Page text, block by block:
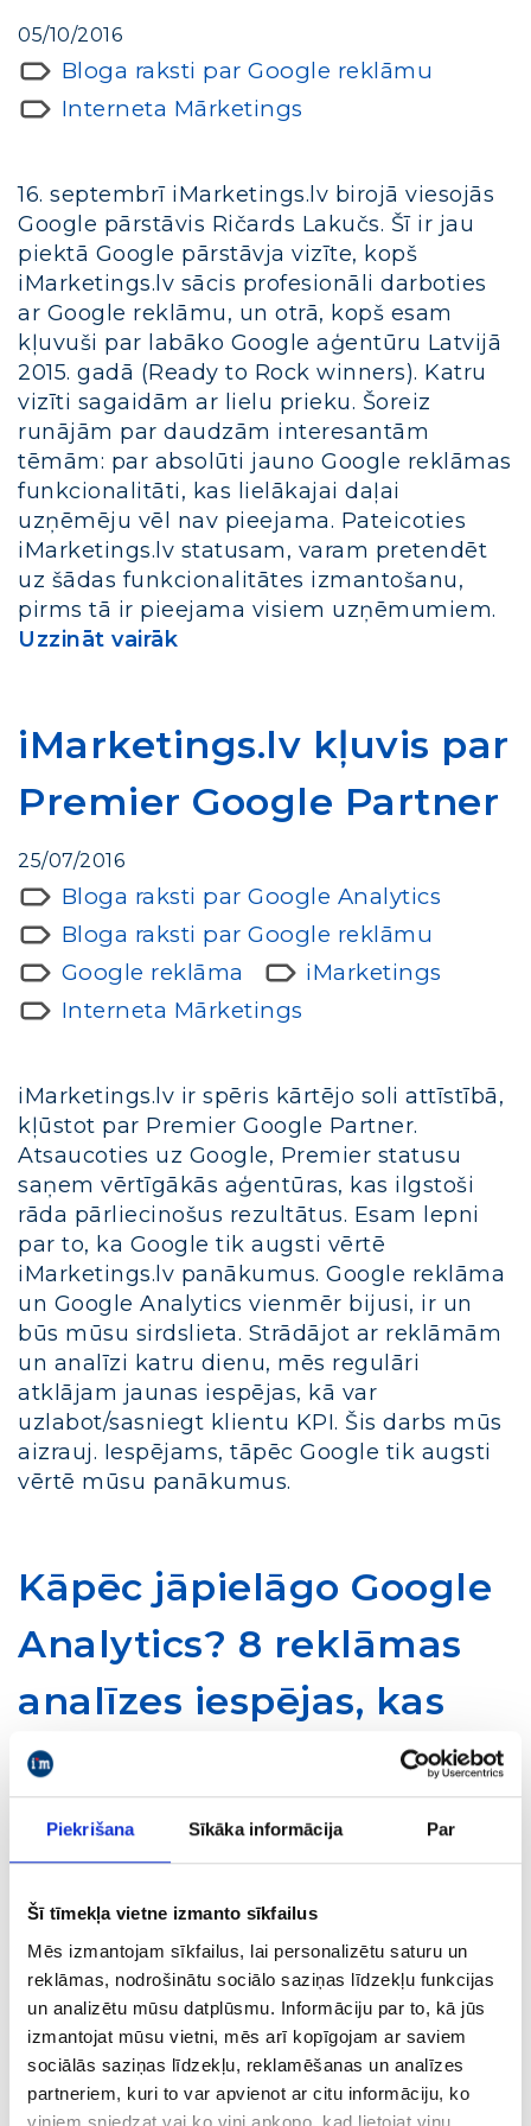
Piekrišana Sīkāka informācija Par
Šī tīmekļa vietne izmanto sīkfailus
Mēs izmantojam sīkfailus, lai personalizētu saturu un
reklāmas, nodrošinātu sociālo saziņas līdzekļu funkcijas
un analizētu mūsu datplūsmu. Informāciju par to, kā jūs
izmantojat mūsu vietni, mēs arī kopīgojam ar saviem
sociālās saziņas līdzekļu, reklamēšanas un analīzes
partneriem, kuri to var apvienot ar citu informāciju, ko
viņiem sniedzat vai ko viņi apkopo, kad lietojat viņu
05/10/2016
Bloga raksti par Google reklāmu
Interneta Mārketings
16. septembrī iMarketings.lv birojā viesojās
Google pārstāvis Ričards Lakučs. Šī ir jau
piektā Google pārstāvja vizīte, kopš
iMarketings.lv sācis profesionāli darboties
ar Google reklāmu, un otrā, kopš esam
kļuvuši par labāko Google aģentūru Latvijā
2015. gadā (Ready to Rock winners). Katru
vizīti sagaidām ar lielu prieku. Šoreiz
runājām par daudzām interesantām
tēmām: par absolūti jauno Google reklāmas
funkcionalitāti, kas lielākajai daļai
uzņēmēju vēl nav pieejama. Pateicoties
iMarketings.lv statusam, varam pretendēt
uz šādas funkcionalitātes izmantošanu,
pirms tā ir pieejama visiem uzņēmumiem.
Uzzināt vairāk
iMarketings.lv kļuvis par
Premier Google Partner
25/07/2016
Bloga raksti par Google Analytics
Bloga raksti par Google reklāmu
Google reklāma
iMarketings
Interneta Mārketings
iMarketings.lv ir spēris kārtējo soli attīstībā,
kļūstot par Premier Google Partner.
Atsaucoties uz Google, Premier statusu
saņem vērtīgākās aģentūras, kas ilgstoši
rāda pārliecinošus rezultātus. Esam lepni
par to, ka Google tik augsti vērtē
iMarketings.lv panākumus. Google reklāma
un Google Analytics vienmēr bijusi, ir un
būs mūsu sirdslieta. Strādājot ar reklāmām
un analīzi katru dienu, mēs regulāri
atklājam jaunas iespējas, kā var
uzlabot/sasniegt klientu KPI. Šis darbs mūs
aizrauj. Iespējams, tāpēc Google tik augsti
vērtē mūsu panākumus.
Kāpēc jāpielāgo Google
Analytics? 8 reklāmas
analīzes iespējas, kas
Jums būs pieejamas pēc
pielāgošanas.
Bloga raksti par Google Analytics
Interneta Mārketings
Reklāmas analīze
Vēl joprojām uz jautājumu, vai Jūsu Google
Analytics konts ir pielāgots, bieži vien